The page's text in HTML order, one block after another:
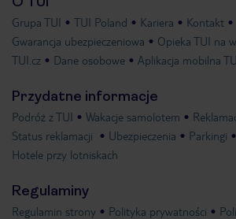
Grupa TUI TUI Poland Kariera
Kontakt
Gwarancja ubezpieczeniowa
Opieka TUI na
TUI.cz
Dane osobowe Aplikacja mobilna
Przydatne informacje
Podróż z TUI Wakacje samolotem
Status reklamacji
Ubezpieczenia
Parkingi
Hotele przy lotniskach
Regulaminy
Regulamin strony Polityka prywatności